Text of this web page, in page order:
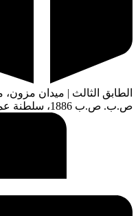
ص.ب. ص.ب 1886، سلطنة عمان، مكتب 303/06